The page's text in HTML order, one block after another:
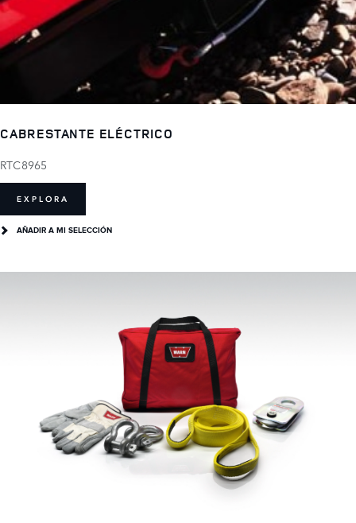
CABRESTANTE ELÉCTRICO
RTC8965
EXPLORA
AÑADIR A MI SELECCIÓN